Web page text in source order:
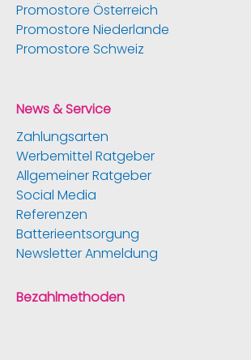
Promostore Österreich
Promostore Niederlande
Promostore Schweiz
News & Service
Zahlungsarten
Werbemittel Ratgeber
Allgemeiner Ratgeber
Social Media
Referenzen
Batterieentsorgung
Newsletter Anmeldung
Bezahlmethoden